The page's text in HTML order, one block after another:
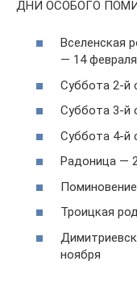
ДНИ ОСОБОГО
Вселенская
— 14 февраля
Суббота 2-й
Суббота 3-й
Суббота 4-й
Радоница —
Троицкая
ноября